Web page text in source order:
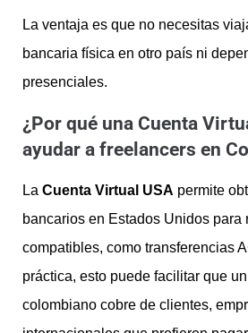
La ventaja es que no necesitas
bancaria física en otro país ni
presenciales.
¿Por qué una Cuenta
ayudar a freelancers en
La Cuenta Virtual USA permite
bancarios en Estados Unidos para
compatibles, como transferencias
práctica, esto puede facilitar que
colombiano cobre de clientes,